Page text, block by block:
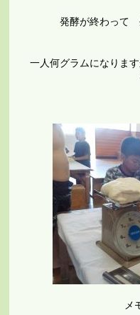
発酵が終わって
一人何グラムになり
メ